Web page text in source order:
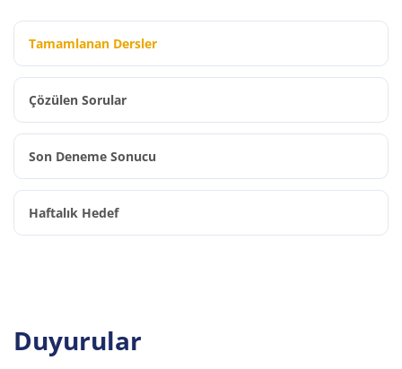
Tamamlanan Dersler
Çözülen Sorular
Son Deneme Sonucu
Haftalık Hedef
Duyurular